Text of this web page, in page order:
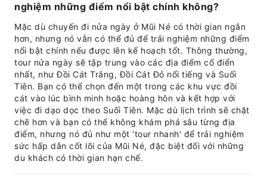
nghiệm những điểm nổi bật chính không?
Mặc dù chuyến đi nửa ngày ở Mũi Né có thời gian ngắn
hơn, nhưng nó vẫn có thể đủ để trải nghiệm những điểm
nổi bật chính nếu được lên kế hoạch tốt. Thông thường,
tour nửa ngày sẽ tập trung vào các địa điểm cổ điển
nhất, như Đồi Cát Trắng, Đồi Cát Đỏ nổi tiếng và Suối
Tiên. Bạn có thể chọn đến một trong các khu vực đồi
cát vào lúc bình minh hoặc hoàng hôn và kết hợp với
việc đi dạo dọc theo Suối Tiên. Mặc dù lịch trình sẽ chặt
chẽ hơn và bạn có thể không khám phá sâu từng địa
điểm, nhưng nó đủ như một 'tour nhanh' để trải nghiệm
sức hấp dẫn cốt lõi của Mũi Né, đặc biệt đối với những
du khách có thời gian hạn chế.